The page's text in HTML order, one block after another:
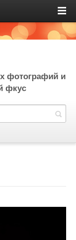
фотографий и
фкус